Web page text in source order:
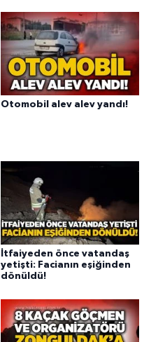
Otomobil alev alev yandı!
İtfaiyeden önce vatandaş
yetişti: Facianın eşiğinden
dönüldü!